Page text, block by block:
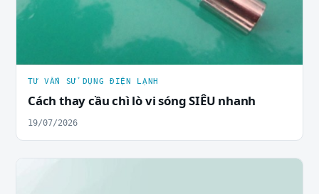
TƯ VẤN SỬ DỤNG ĐIỆN LẠNH
Cách thay cầu chì lò vi sóng SIÊU nhanh
19/07/2026